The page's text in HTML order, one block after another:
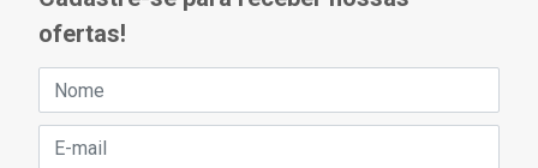
ofertas!